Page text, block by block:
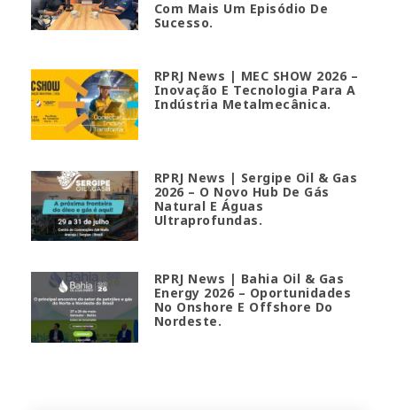
Com Mais Um Episódio De
Sucesso.
RPRJ News | MEC SHOW 2026 –
Inovação E Tecnologia Para A
Indústria Metalmecânica.
RPRJ News | Sergipe Oil & Gas
2026 – O Novo Hub De Gás
Natural E Águas
Ultraprofundas.
RPRJ News | Bahia Oil & Gas
Energy 2026 – Oportunidades
No Onshore E Offshore Do
Nordeste.